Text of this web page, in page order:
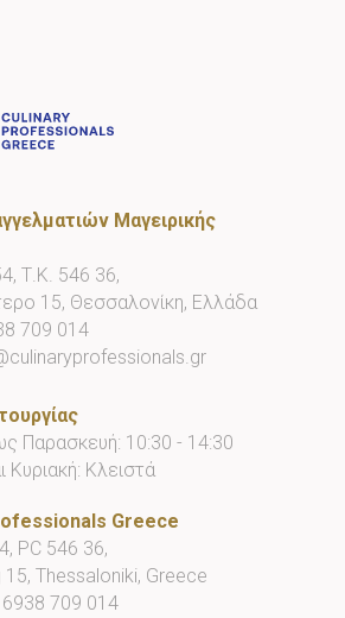
Μαγειρικής
Τ.Κ. 546 36,
15, Θεσσαλονίκη, Ελλάδα
709 014
Παρασκευή: 10:30 - 14:30
Κυριακή: Κλειστά
Greece
PC 546 36,
15, Thessaloniki, Greece
709 014